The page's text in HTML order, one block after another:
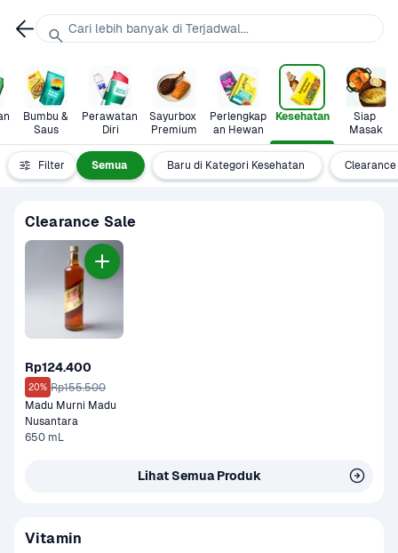
Bumbu &
Saus
Perawatan
Diri
Sayurbox
Premium
Perlengkap
an Hewan
Kesehatan
Siap
Masak
Filter Semua Baru di Kategori Kesehatan
Clearance Sale
Rp124.400
20% Rp155.500
Madu Murni Madu
Nusantara
650 mL
Lihat Semua Produk
Vitamin
Cari lebih banyak di Terjadwal...